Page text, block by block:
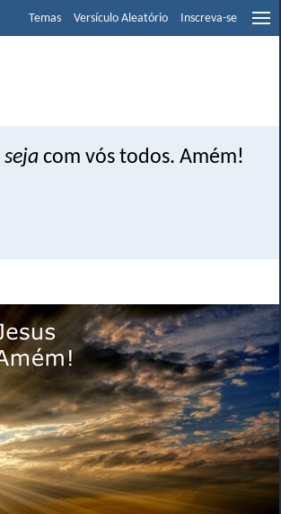
Temas Versículo Aleatório Inscreva-se
seja com vós todos. Amém!